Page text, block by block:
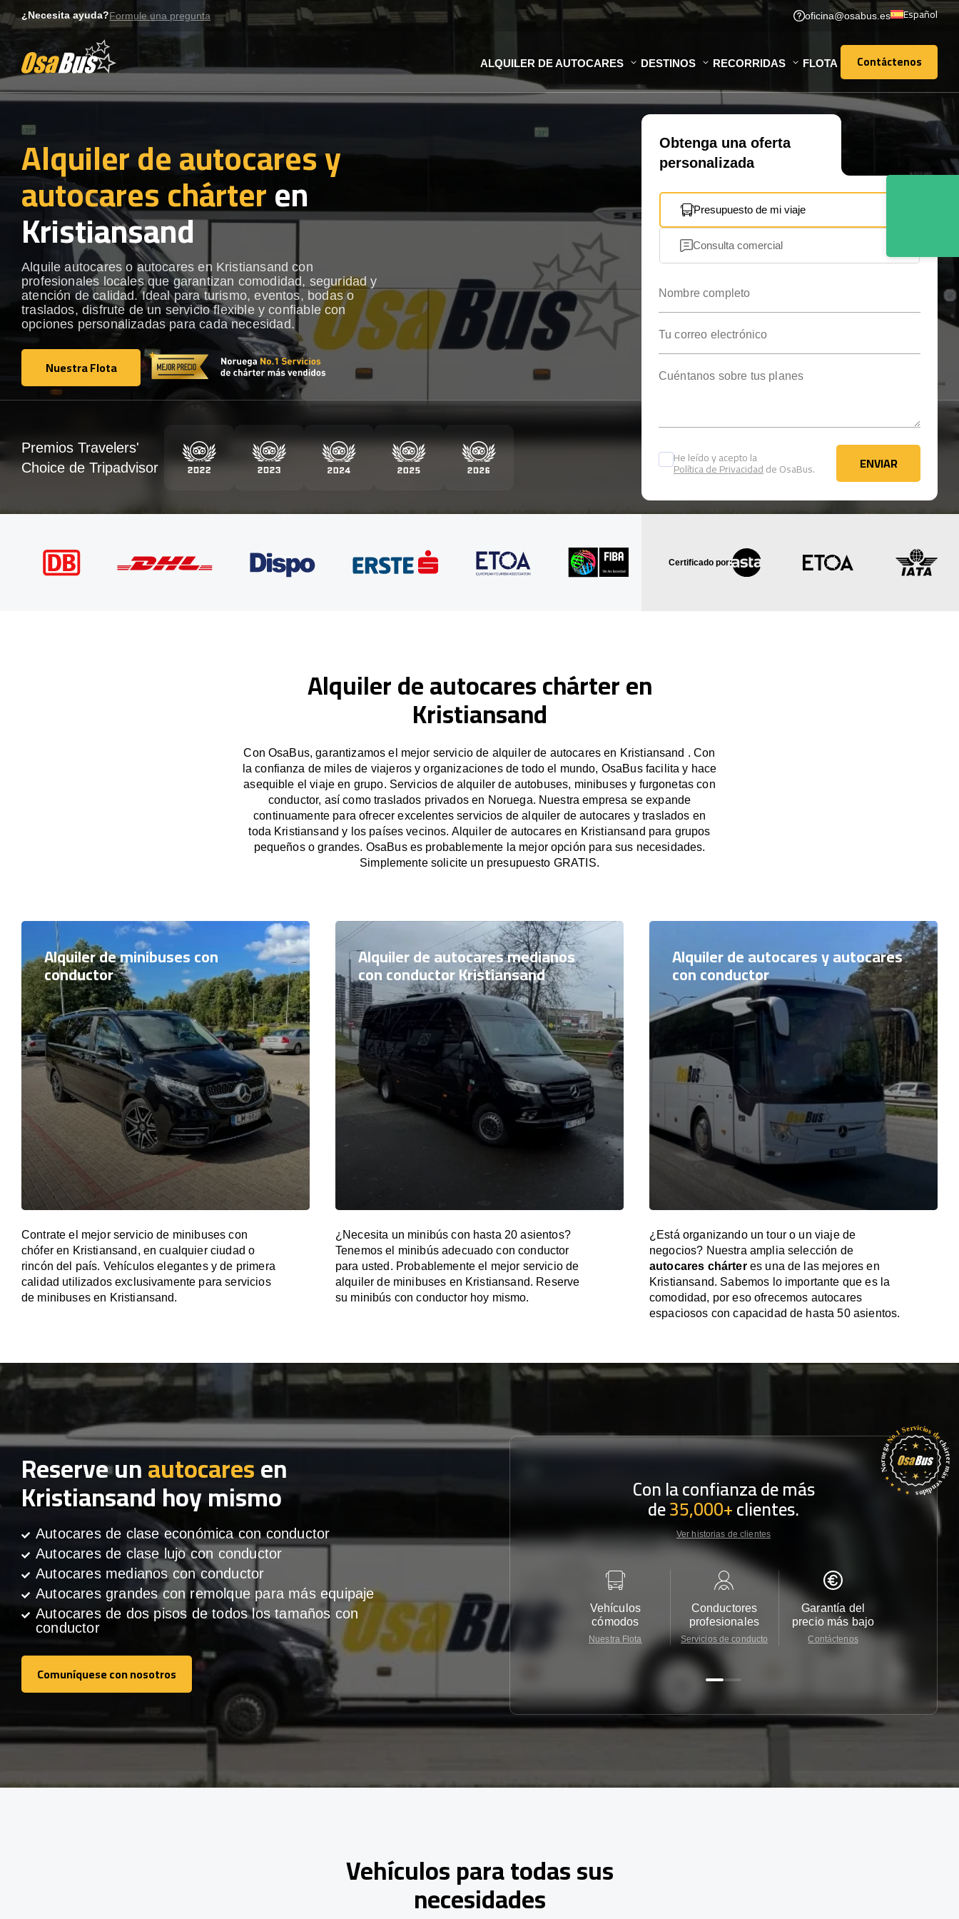
to
¿Necesita ayuda?Formule una pregunta oficina@osabus.es Español
ALQUILER DE AUTOCARES DESTINOS RECORRIDAS FLOTA Contáctenos
Contáctenos
Alquiler de autocares y
autocares chárteren
Kristiansand
Alquile autocares o autocares en Kristiansand con
profesionales locales que garantizan comodidad, seguridad y
atención de calidad. Ideal para turismo, eventos, bodas o
traslados, disfrute de un servicio flexible y confiable con
opciones personalizadas para cada necesidad.
Nuestra Flota
Nuestra Flota
Obtenga una oferta
personalizada
Presupuesto de mi viaje
Consulta comercial
He leído y acepto la
Política de Privacidadde OsaBus. ENVIAR
ENVIAR
Premios Travelers'
Choice de Tripadvisor
Certificado por:
Alquiler de autocares chárter en
Kristiansand
Con OsaBus, garantizamos el mejor servicio de alquiler de autocares en Kristiansand . Con
la confianza de miles de viajeros y organizaciones de todo el mundo, OsaBus facilita y hace
asequible el viaje en grupo. Servicios de alquiler de autobuses, minibuses y furgonetas con
conductor, así como traslados privados en Noruega. Nuestra empresa se expande
continuamente para ofrecer excelentes servicios de alquiler de autocares y traslados en
toda Kristiansand y los países vecinos. Alquiler de autocares en Kristiansand para grupos
pequeños o grandes. OsaBus es probablemente la mejor opción para sus necesidades.
Simplemente solicite un presupuesto GRATIS.
Alquiler de minibuses con
conductor
Contrate el mejor servicio de minibuses con
chófer en Kristiansand, en cualquier ciudad o
rincón del país. Vehículos elegantes y de primera
calidad utilizados exclusivamente para servicios
de minibuses en Kristiansand.
Alquiler de autocares medianos
con conductor Kristiansand
¿Necesita un minibús con hasta 20 asientos?
Tenemos el minibús adecuado con conductor
para usted. Probablemente el mejor servicio de
alquiler de minibuses en Kristiansand. Reserve
su minibús con conductor hoy mismo.
Alquiler de autocares y autocares
con conductor
¿Está organizando un tour o un viaje de
negocios? Nuestra amplia selección de
autocares chárteres una de las mejores en
Kristiansand. Sabemos lo importante que es la
comodidad, por eso ofrecemos autocares
espaciosos con capacidad de hasta 50 asientos.
Reserve unautocaresen
Kristiansand hoy mismo
Autocares de clase económica con conductor
Autocares de clase lujo con conductor
Autocares medianos con conductor
Autocares grandes con remolque para más equipaje
Autocares de dos pisos de todos los tamaños con
conductor
Comuníquese con nosotros
Comuníquese con nosotros
Con la confianza de más
de35,000+clientes.
Ver historias de clientes
Vehículos
cómodos
Nuestra Flota
Conductores
profesionales
Servicios de conducto
Garantía del
precio más bajo
Contáctenos
Vehículos para todas sus
necesidades